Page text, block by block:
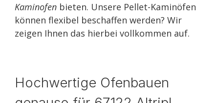
Kaminofen bieten. Unsere Pellet-Kaminöfen
können flexibel beschaffen werden? Wir
zeigen Ihnen das hierbei vollkommen auf.
Hochwertige Ofenbauen